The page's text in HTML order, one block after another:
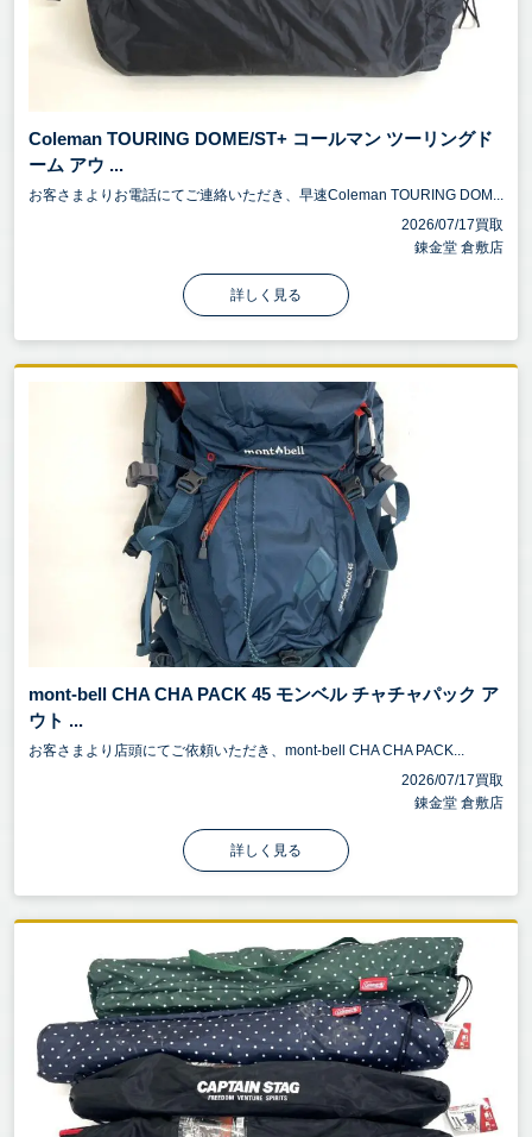
Coleman TOURING DOME/ST+ コールマン ツーリングド
ーム アウ ...
お客さまよりお電話にてご連絡いただき、早速Coleman TOURING DOM...
2026/07/17買取
錬金堂 倉敷店
詳しく見る
mont-bell CHA CHA PACK 45 モンベル チャチャパック ア
ウト ...
お客さまより店頭にてご依頼いただき、mont-bell CHA CHA PACK...
2026/07/17買取
錬金堂 倉敷店
詳しく見る